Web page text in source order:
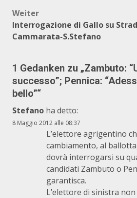
Weiter
Interrogazione di Gallo su
Cammarata-S.Stefano
1 Gedanken zu „Zambuto:
successo”; Pennica:
bello”“
Stefano ha detto:
8 Maggio 2012 alle 08:37
L’elettore agrigentino
cambiamento, al
dovrà interrogarsi su
candidati Zambuto o
garantisca.
L’elettore di sinistra